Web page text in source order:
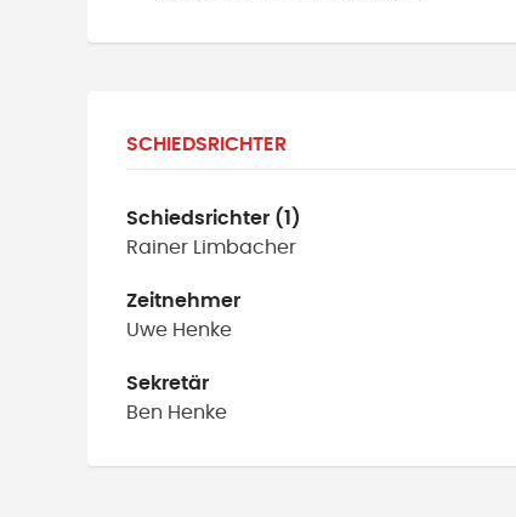
SCHIEDSRICHTER
Schiedsrichter (1)
Rainer
Limbacher
Zeitnehmer
Uwe Henke
Sekretär
Ben Henke